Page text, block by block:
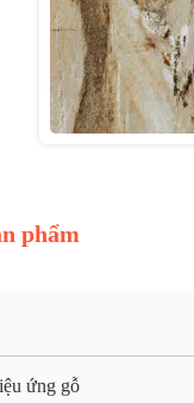
phẩm
ứng gỗ